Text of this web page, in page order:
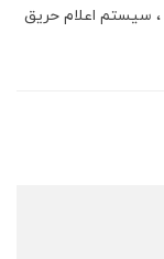
سیستم اعلام حریق